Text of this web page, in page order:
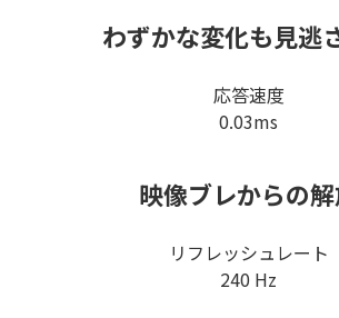
わずかな変化も見逃
応答速度
0.03ms
映像ブレからの
リフレッシュレート
240 Hz